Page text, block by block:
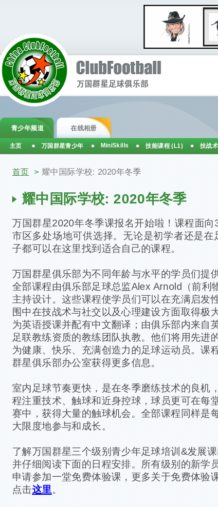
你在这里
首页 > 耀中国际学校: 2020年冬季
耀中国际学校: 2020年冬季
万国群星2020年冬季课报名开始啦！课程面
市区多处场地可供选择。无论是初学者还是
子都可以在这里找到适合自己的课程。
万国群星俱乐部为不同年龄与水平的学员们提
全部课程由俱乐部足球总监Alex Arnold（前利
主持设计。这些课程使学员们可以在充满启发
围中在技战术与社交以及心理建设方面取得极
为英语授课并配有中文翻译；由俱乐部内来自
足联教练资质的教练团队执教。他们将用先进
为健康、快乐、充满创造力的足球运动员。课
群星俱乐部办公室获得更多信息。
室内足球节奏更快，是在冬季磨练技术的良机
程注重技术、触球和近身控球，球员更可在每
赛中，获得大量的触球机会。全部课程同样是
大限度地参与和成长。
了解万国群星三个级别青少年足球培训&发展
并仔细阅读下面的日程安排。所有级别的新学
申请参加一堂免费体验课，更多关于免费体验
点击这里。
青少年频道 在线相册
主页 万国群星青少年 MiniSkills 技能课程 (L1) 技战